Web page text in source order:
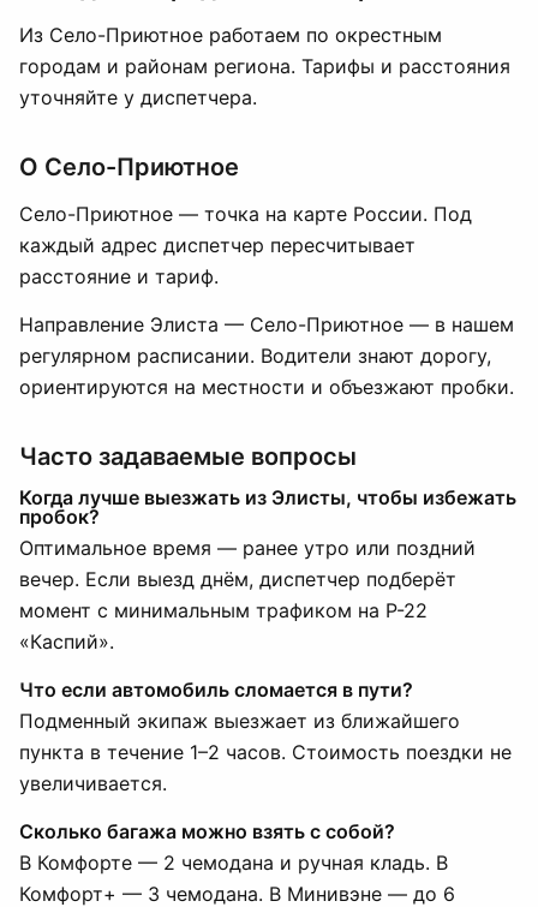
Из Село-Приютное работаем по окрестным
городам и районам региона. Тарифы и расстояния
уточняйте у диспетчера.
О Село-Приютное
Село-Приютное — точка на карте России. Под
каждый адрес диспетчер пересчитывает
расстояние и тариф.
Направление Элиста — Село-Приютное — в нашем
регулярном расписании. Водители знают дорогу,
ориентируются на местности и объезжают пробки.
Часто задаваемые вопросы
Когда лучше выезжать из Элисты, чтобы избежать
пробок?
Оптимальное время — ранее утро или поздний
вечер. Если выезд днём, диспетчер подберёт
момент с минимальным трафиком на Р-22
«Каспий».
Что если автомобиль сломается в пути?
Подменный экипаж выезжает из ближайшего
пункта в течение 1–2 часов. Стоимость поездки не
увеличивается.
Сколько багажа можно взять с собой?
В Комфорте — 2 чемодана и ручная кладь. В
Комфорт+ — 3 чемодана. В Минивэне — до 6